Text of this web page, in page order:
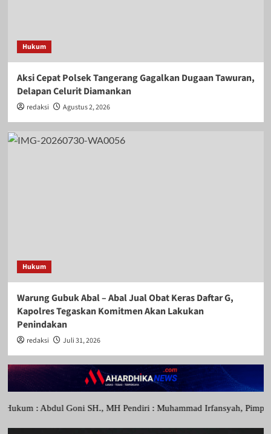
Hukum
Aksi Cepat Polsek Tangerang Gagalkan Dugaan Tawuran,
Delapan Celurit Diamankan
redaksi Agustus 2, 2026
Hukum
Warung Gubuk Abal – Abal Jual Obat Keras Daftar G,
Kapolres Tegaskan Komitmen Akan Lakukan
Penindakan
redaksi Juli 31, 2026
: Abdul Goni SH., MH Pendiri : Muhammad Irfansyah, Pimpinan